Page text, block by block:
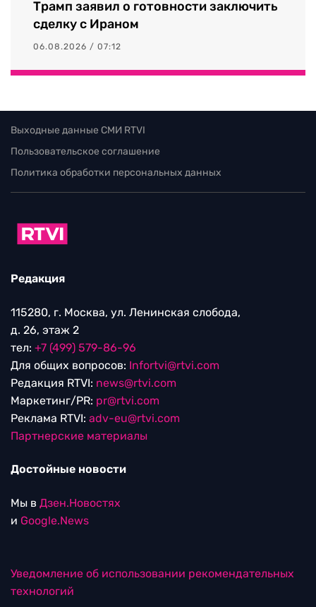
Трамп заявил о готовности заключить
сделку с Ираном
06.08.2026 / 07:12
Выходные данные СМИ RTVI
Пользовательское соглашение
Политика обработки персональных данных
Редакция
115280, г. Москва, ул. Ленинская слобода,
д. 26, этаж 2
тел: +7 (499) 579-86-96
Для общих вопросов: Infortvi@rtvi.com
Редакция RTVI: news@rtvi.com
Маркетинг/PR: pr@rtvi.com
Реклама RTVI: adv-eu@rtvi.com
Партнерские материалы
Достойные новости
Мы в Дзен.Новостях
и Google.News
Уведомление об использовании рекомендательных
технологий